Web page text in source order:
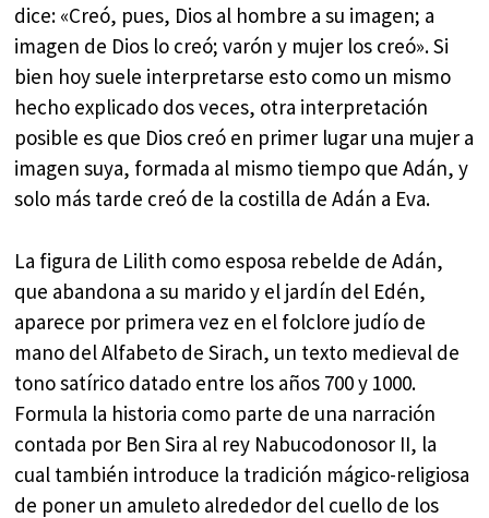
dice: «Creó, pues, Dios al hombre a su imagen; a
imagen de Dios lo creó; varón y mujer los creó». Si
bien hoy suele interpretarse esto como un mismo
hecho explicado dos veces, otra interpretación
posible es que Dios creó en primer lugar una mujer a
imagen suya, formada al mismo tiempo que Adán, y
solo más tarde creó de la costilla de Adán a Eva.
La figura de Lilith como esposa rebelde de Adán,
que abandona a su marido y el jardín del Edén,
aparece por primera vez en el folclore judío de
mano del Alfabeto de Sirach, un texto medieval de
tono satírico datado entre los años 700 y 1000.
Formula la historia como parte de una narración
contada por Ben Sira al rey Nabucodonosor II, la
cual también introduce la tradición mágico-religiosa
de poner un amuleto alrededor del cuello de los